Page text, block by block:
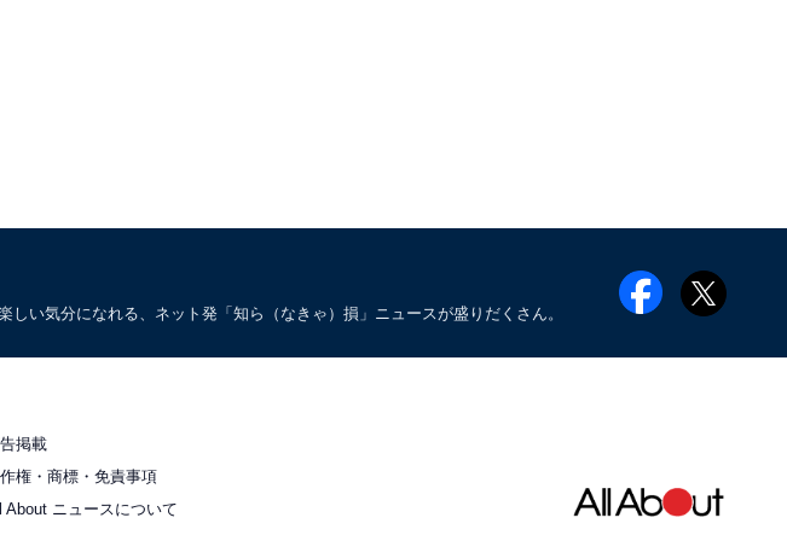
い気分になれる、ネット発「知ら（なきゃ）損」ニュースが盛りだくさん。
掲載
権・商標・免責事項
About ニュースについて